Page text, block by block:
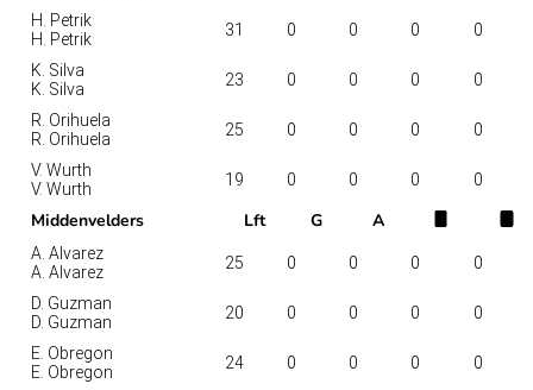
H. Petrik
H. Petrik
31 0 0 0 0
K. Silva
K. Silva
23 0 0 0 0
R. Orihuela
R. Orihuela
25 0 0 0 0
V. Wurth
V. Wurth
19 0 0 0 0
Middenvelders Lft G A
A. Alvarez
A. Alvarez
25 0 0 0 0
D. Guzman
D. Guzman
20 0 0 0 0
E. Obregon
E. Obregon
24 0 0 0 0